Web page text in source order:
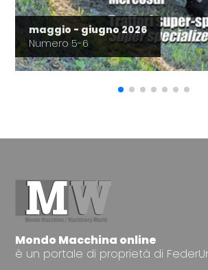
maggio - giugno 2026
Numero 5-6
Mondo Macchina online
è un portale di proprietà di